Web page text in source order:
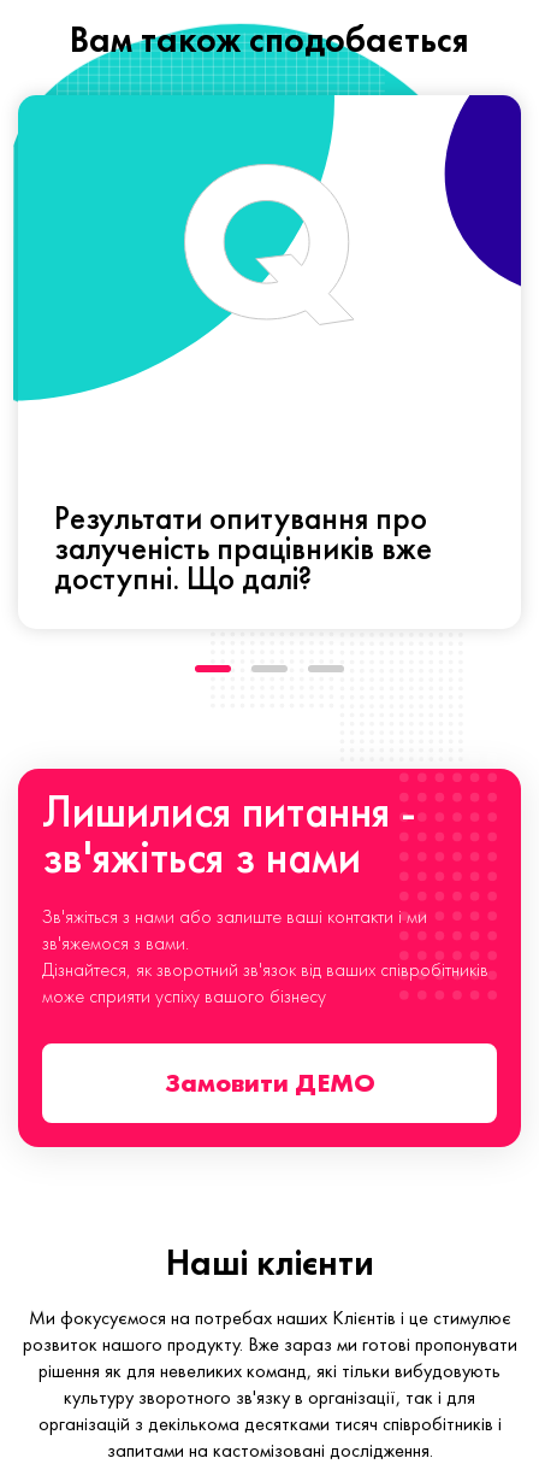
Вам також сподобається
Результати опитування про
залученість працівників вже
доступні. Що далі?
Лишилися питання -
зв'яжіться з нами
Зв'яжіться з нами або залиште ваші контакти і ми
зв'яжемося з вами.
Дізнайтеся, як зворотний зв'язок від ваших співробітників
може сприяти успіху вашого бізнесу
Замовити ДЕМО
Наші клієнти
Ми фокусуємося на потребах наших Клієнтів і це стимулює
розвиток нашого продукту. Вже зараз ми готові пропонувати
рішення як для невеликих команд, які тільки вибудовують
культуру зворотного зв'язку в організації, так і для
організацій з декількома десятками тисяч співробітників і
запитами на кастомізовані дослідження.